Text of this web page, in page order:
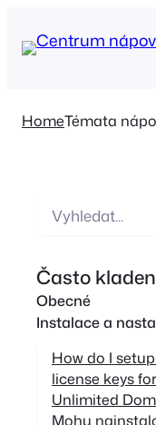
HomeTémata
l
e
d
Často
Obecné
Instalace a
How do I
license keys
Unlimited
Mohu